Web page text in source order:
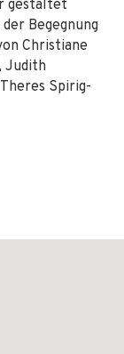
gestaltet
Begegnung
Christiane
Judith
Spirig-